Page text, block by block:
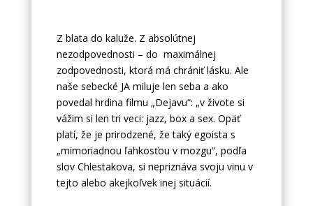
Z blata do kaluže. Z absolútnej
nezodpovednosti – do maximálnej
zodpovednosti, ktorá má chrániť lásku. Ale
naše sebecké JA miluje len seba a ako
povedal hrdina filmu „Dejavu“: „v živote si
vážim si len tri veci: jazz, box a sex. Opäť
platí, že je prirodzené, že taký egoista s
„mimoriadnou ľahkosťou v mozgu“, podľa
slov Chlestakova, si nepriznáva svoju vinu v
tejto alebo akejkoľvek inej situácií.